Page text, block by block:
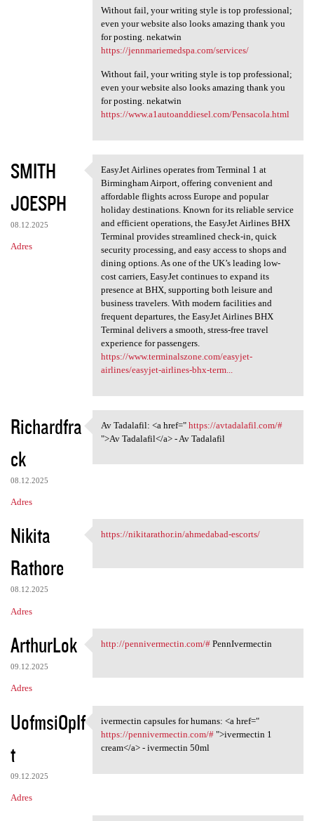
Without fail, your writing style is top professional;
even your website also looks amazing thank you
for posting. nekatwin
https://jennmariemedspa.com/services/
Without fail, your writing style is top professional;
even your website also looks amazing thank you
for posting. nekatwin
https://www.a1autoanddiesel.com/Pensacola.html
SMITH
JOESPH
08.12.2025
Adres
EasyJet Airlines operates
EasyJet Airlines operates from Terminal 1 at
Birmingham Airport, offering convenient and
affordable flights across Europe and popular
holiday destinations. Known for its reliable service
and efficient operations, the EasyJet Airlines BHX
Terminal provides streamlined check-in, quick
security processing, and easy access to shops and
dining options. As one of the UK’s leading low-
cost carriers, EasyJet continues to expand its
presence at BHX, supporting both leisure and
business travelers. With modern facilities and
frequent departures, the EasyJet Airlines BHX
Terminal delivers a smooth, stress-free travel
experience for passengers.
https://www.terminalszone.com/easyjet-
airlines/easyjet-airlines-bhx-term...
Richardfra
ck
08.12.2025
Adres
Av Tadalafil: <a href=" https
Av Tadalafil: <a href=" https://avtadalafil.com/#
">Av Tadalafil</a> - Av Tadalafil
Nikita
Rathore
08.12.2025
Adres
https://nikitarathor.in
https://nikitarathor.in/ahmedabad-escorts/
ArthurLok
09.12.2025
Adres
http://pennivermectin.com/#
http://pennivermectin.com/#PennIvermectin
UofmsiOpIf
t
09.12.2025
Adres
ivermectin capsules for
ivermectin capsules for humans: <a href="
https://pennivermectin.com/#">ivermectin 1
cream</a> - ivermectin 50ml